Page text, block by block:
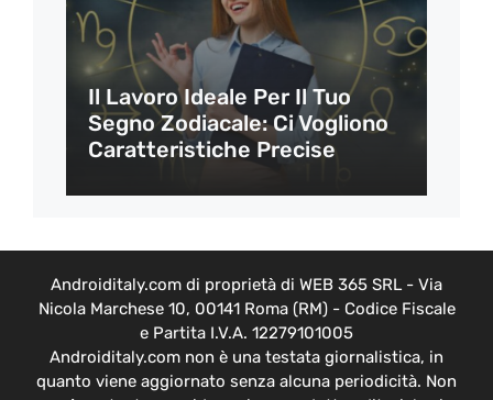
Il Lavoro Ideale Per Il Tuo
Segno Zodiacale: Ci Vogliono
Caratteristiche Precise
Androiditaly.com di proprietà di WEB 365 SRL - Via
Nicola Marchese 10, 00141 Roma (RM) - Codice Fiscale
e Partita I.V.A. 12279101005
Androiditaly.com non è una testata giornalistica, in
quanto viene aggiornato senza alcuna periodicità. Non